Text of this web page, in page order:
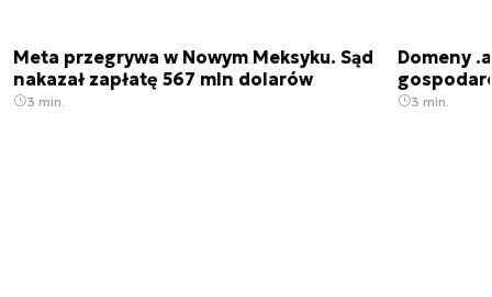
Meta przegrywa w Nowym Meksyku. Sąd
nakazał zapłatę 567 mln dolarów
3 min.
Domeny
3 min.